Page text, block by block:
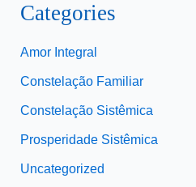
Categories
Amor Integral
Constelação Familiar
Constelação Sistêmica
Prosperidade Sistêmica
Uncategorized